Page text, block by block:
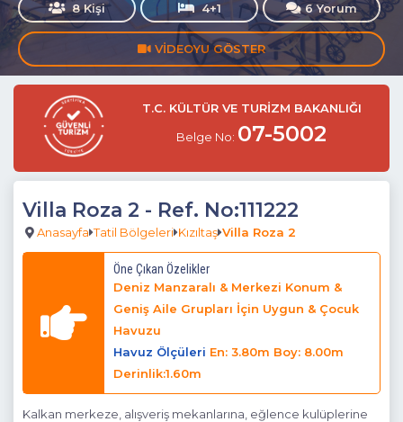
8 Kişi 4+1 6 Yorum
VIDEOYU GÖSTER
T.C. KÜLTÜR VE TURİZM BAKANLIĞI
Belge No: 07-5002
Villa Roza 2 - Ref. No:111222
Anasayfa Tatil Bölgeleri Kızıltaş Villa Roza 2
Öne Çıkan Özelikler
Deniz Manzaralı & Merkezi Konum &
Geniş Aile Grupları İçin Uygun & Çocuk
Havuzu
Havuz Ölçüleri En: 3.80m Boy: 8.00m
Derinlik:1.60m
Kalkan merkeze, alışveriş mekanlarına, eğlence kulüplerine